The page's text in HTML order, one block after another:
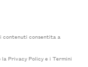
contenuti consentita a
la Privacy Policye i Termini